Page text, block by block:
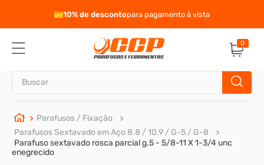
10% de descontopara pagamento à vista
0
Parafusos / Fixação
Parafusos Sextavado em Aço 8.8 / 10.9 / G-5 / G-8
Parafuso sextavado rosca parcial g.5 - 5/8-11 X 1-3/4 unc
enegrecido
TERMOS MAIS BUSCADOS
1º
parafuso allen
2º